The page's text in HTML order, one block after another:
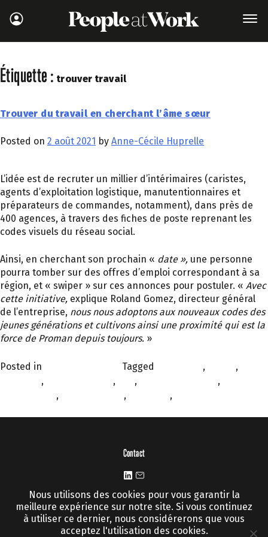
Étiquette : trouver travail
Trouver du travail en cherchant l’âme sœur
Posted on 2 août 2021 by Anne-Cécile Huprelle
L’idée est de recruter un millier d’intérimaires (caristes,
agents d’exploitation logistique, manutentionnaires et
préparateurs de commandes, notamment), dans près de
400 agences, à travers des fiches de poste reprenant les
codes visuels du réseau social.
Ainsi, en cherchant son prochain « date », une personne
pourra tomber sur des offres d’emploi correspondant à sa
région, et « swiper » sur ces annonces pour postuler. « Avec
cette initiative, explique Roland Gomez, directeur général
de l’entreprise, nous nous adoptons aux nouveaux codes des
jeunes générations et cultivons ainsi une proximité qui est la
force de Proman depuis toujours. »
Posted in Tagged , ,
, , ,
,
, , ,
Contact
Informations légales
Mentions légales |CGU |Cookies et vie privée
Nous utilisons des cookies pour vous garantir la
meilleure expérience sur notre site. Si vous continuez
à utiliser ce dernier, nous considérerons que vous
acceptez l'utilisation des cookies.